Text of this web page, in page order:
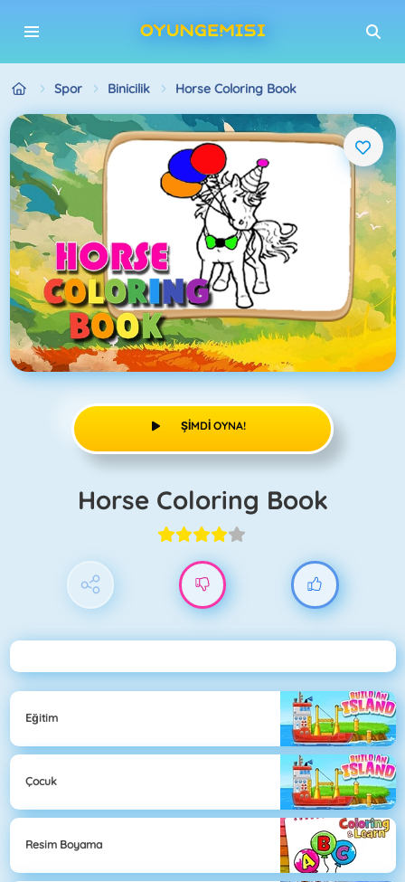
Spor Binicilik Horse Coloring Book
ŞIMDI OYNA!
Horse Coloring Book
Eğitim
Çocuk
Resim Boyama